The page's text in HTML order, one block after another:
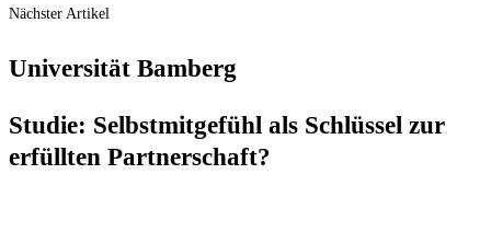
Nächster Artikel
Uni­ver­si­tät Bamberg
Stu­die: Selbst­mit­ge­fühl als Schlüs­sel zur
erfüll­ten Partnerschaft?